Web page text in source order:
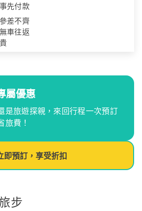
先付款
差不齊
車往返
屬優惠
是旅遊探親，來回行程一次預訂
旅費！
即預訂，享受折扣
步